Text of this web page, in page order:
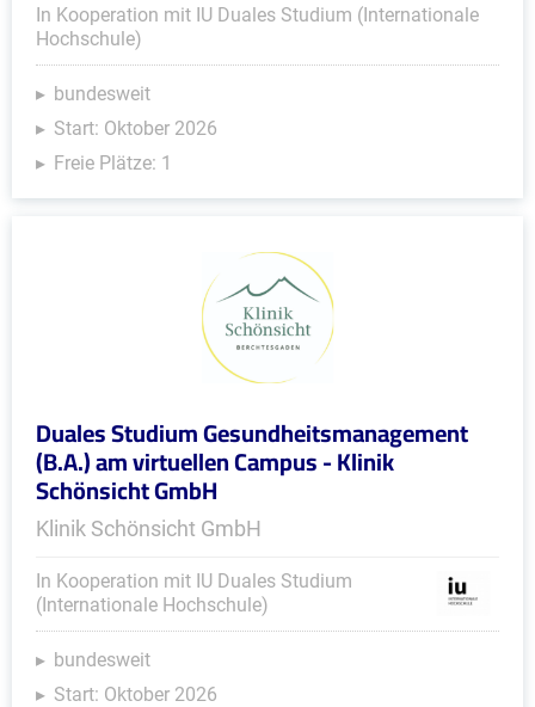
In Kooperation mit IU Duales Studium (Internationale
Hochschule)
bundesweit
Start: Oktober 2026
Freie Plätze: 1
Duales Studium Gesundheitsmanagement
(B.A.) am virtuellen Campus - Klinik
Schönsicht GmbH
Klinik Schönsicht GmbH
In Kooperation mit IU Duales Studium
(Internationale Hochschule)
bundesweit
Start: Oktober 2026